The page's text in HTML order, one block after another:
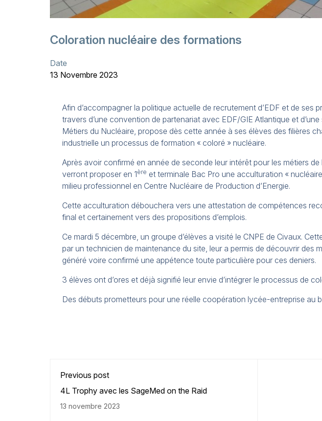
Coloration nucléaire des formations
Date
13 Novembre 2023
Afin d’accompagner la politique actuelle de recrutement d’EDF et de ses
travers d’une convention de partenariat avec EDF/GIE Atlantique et
Métiers du Nucléaire, propose dès cette année à ses élèves des filières
industrielle un processus de formation « coloré » nucléaire.
Après avoir confirmé en année de seconde leur intérêt pour les métiers
verront proposer en 1ère et terminale Bac Pro une acculturation «
milieu professionnel en Centre Nucléaire de Production d’Energie.
Cette acculturation débouchera vers une attestation de compétences
final et certainement vers des propositions d’emplois.
Ce mardi 5 décembre, un groupe d’élèves a visité le CNPE de Civaux.
par un technicien de maintenance du site, leur a permis de découvrir des
généré voire confirmé une appétence toute particulière pour ces deniers.
3 élèves ont d’ores et déjà signifié leur envie d’intégrer le processus de
Des débuts prometteurs pour une réelle coopération lycée-entreprise au
Previous post
4L Trophy avec les SageMed on the Raid
13 novembre 2023